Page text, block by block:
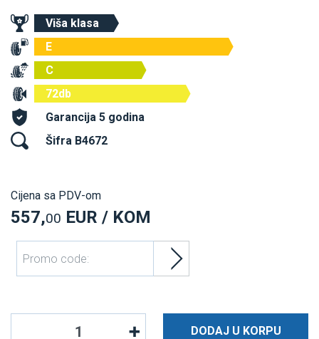
Viša klasa
E
C
72db
Garancija 5 godina
Šifra B4672
Cijena sa PDV-om
557,00 EUR / KOM
DODAJ U KORPU